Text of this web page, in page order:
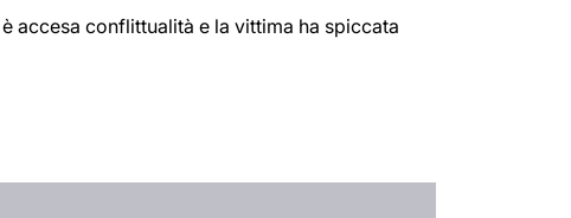
accesa conflittualità e la vittima ha spiccata